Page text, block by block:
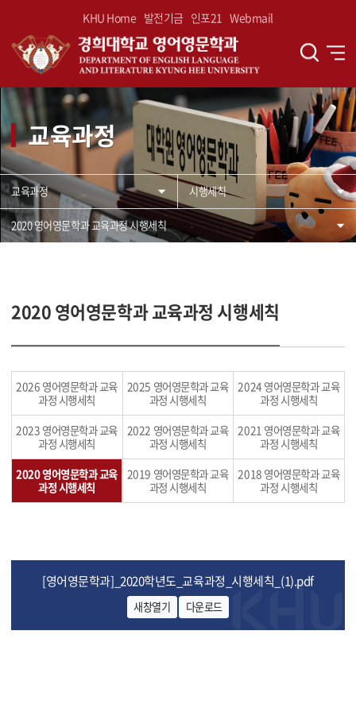
KHU Home 발전기금 인포21 Webmail
교육과정
교육과정 시행세칙
2020 영어영문학과 교육과정 시행세칙
2020 영어영문학과 교육과정 시행세칙
2026 영어영문학과 교육
과정 시행세칙
2025 영어영문학과 교육
과정 시행세칙
2024 영어영문학과 교육
과정 시행세칙
2023 영어영문학과 교육
과정 시행세칙
2022 영어영문학과 교육
과정 시행세칙
2021 영어영문학과 교육
과정 시행세칙
2020 영어영문학과 교육
과정 시행세칙
2019 영어영문학과 교육
과정 시행세칙
2018 영어영문학과 교육
과정 시행세칙
[영어영문학과]_2020학년도_교육과정_시행세칙_(1).pdf
새창열기 다운로드